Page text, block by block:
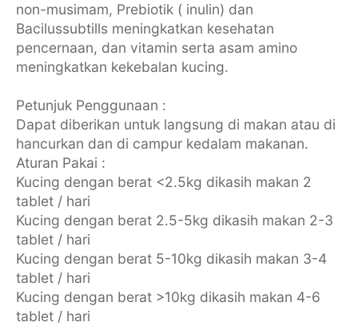
non-musimam, Prebiotik ( inulin) dan
Bacilussubtills meningkatkan kesehatan
pencernaan, dan vitamin serta asam amino
meningkatkan kekebalan kucing.
Petunjuk Penggunaan :
Dapat diberikan untuk langsung di makan atau di
hancurkan dan di campur kedalam makanan.
Aturan Pakai :
Kucing dengan berat <2.5kg dikasih makan 2
tablet / hari
Kucing dengan berat 2.5-5kg dikasih makan 2-3
tablet / hari
Kucing dengan berat 5-10kg dikasih makan 3-4
tablet / hari
Kucing dengan berat >10kg dikasih makan 4-6
tablet / hari